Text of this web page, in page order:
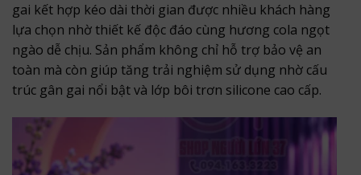
gai kết hợp kéo dài thời gian được nhiều khách hàng
lựa chọn nhờ thiết kế độc đáo cùng hương cola ngọt
ngào dễ chịu. Sản phẩm không chỉ hỗ trợ bảo vệ an
toàn mà còn giúp tăng trải nghiệm sử dụng nhờ cấu
trúc gân gai nổi bật và lớp bôi trơn silicone cao cấp.